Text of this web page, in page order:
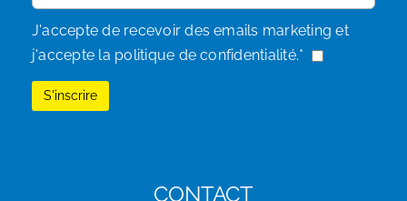
J'accepte de recevoir des emails marketing et
j'accepte la politique de confidentialité.*
CONTACT